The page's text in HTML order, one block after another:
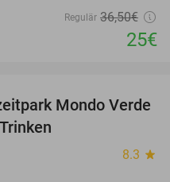
Regulär 36,50€
25€
25%
Mondo Verde
8.3 star